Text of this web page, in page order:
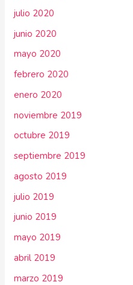
julio 2020
junio 2020
mayo 2020
febrero 2020
enero 2020
noviembre 2019
octubre 2019
septiembre 2019
agosto 2019
julio 2019
junio 2019
mayo 2019
abril 2019
marzo 2019